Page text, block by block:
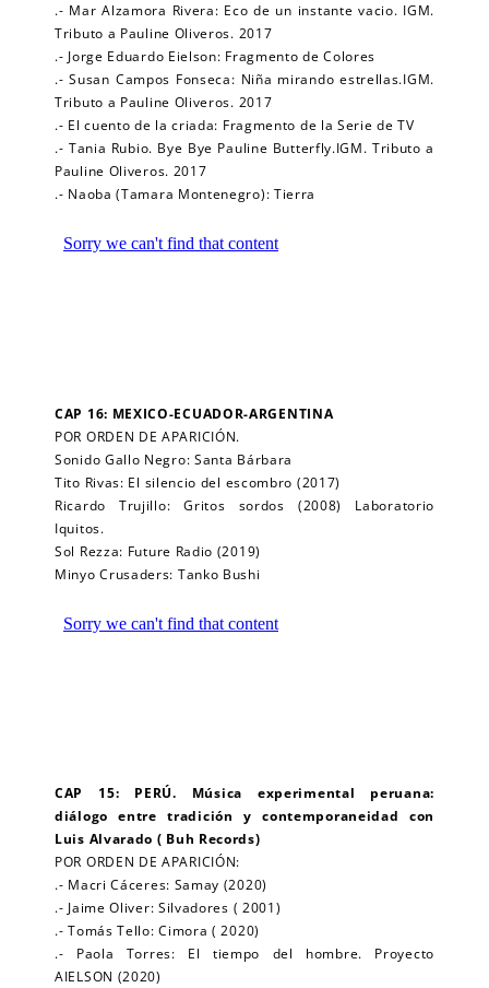
.- Mar Alzamora Rivera: Eco de un instante vacio. IGM.
Tributo a Pauline Oliveros. 2017
.- Jorge Eduardo Eielson: Fragmento de Colores
.- Susan Campos Fonseca: Niña mirando estrellas.IGM.
Tributo a Pauline Oliveros. 2017
.- El cuento de la criada: Fragmento de la Serie de TV
.- Tania Rubio. Bye Bye Pauline Butterfly.IGM. Tributo a
Pauline Oliveros. 2017
.- Naoba (Tamara Montenegro): Tierra
CAP 16: MEXICO-ECUADOR-ARGENTINA
POR ORDEN DE APARICIÓN.
Sonido Gallo Negro: Santa Bárbara
Tito Rivas: El silencio del escombro (2017)
Ricardo Trujillo: Gritos sordos (2008) Laboratorio
Iquitos.
Sol Rezza: Future Radio (2019)
Minyo Crusaders: Tanko Bushi
CAP 15: PERÚ. Música experimental peruana:
diálogo entre tradición y contemporaneidad con
Luis Alvarado ( Buh Records)
POR ORDEN DE APARICIÓN:
.- Macri Cáceres: Samay (2020)
.- Jaime Oliver: Silvadores ( 2001)
.- Tomás Tello: Cimora ( 2020)
.- Paola Torres: El tiempo del hombre. Proyecto
AIELSON (2020)